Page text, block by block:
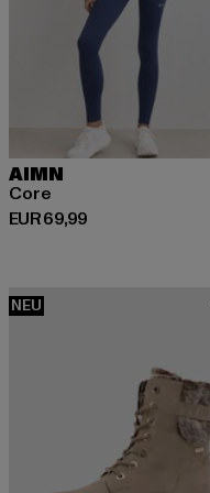
AIMN
Core
EUR 69,99
Derzeitiger Preis: EUR
NEU